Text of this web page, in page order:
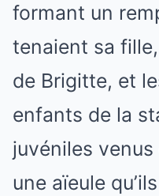
formant un
tenaient sa
de Brigitte, et
enfants de la
juvéniles
une aïeule